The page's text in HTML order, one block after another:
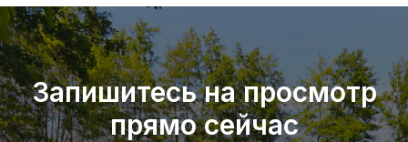
Запишитесь на просмотр
прямо сейчас